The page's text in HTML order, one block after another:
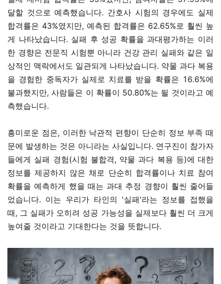
달할 것으로 예측했습니다. 간호사 시험의 경우에도 실제
합격률은 43%였지만, 예측된 합격률은 62.65%로 훨씬 높
게 나타났습니다. 실패 후 성공 확률을 과대평가하는 이러
한 경향은 전문직 시험뿐 아니라 건강 관리 실패와 같은 일
상적인 맥락에서도 일관되게 나타났습니다. 약물 과다 복용
을 경험한 중독자가 실제로 치료를 받을 확률은 16.6%에
불과했지만, 사람들은 이 확률이 50.80%는 될 것이라고 예
측했습니다.
흥미로운 점은, 이러한 낙관적 편향이 단순히 정보 부족 때
문에 발생하는 것은 아니라는 사실입니다. 연구진이 참가자
들에게 실패 경험(시험 불합격, 약물 과다 복용 등)에 대한
정보를 제공하지 않은 채로 단순히 합격률이나 치료 참여
확률을 예측하게 했을 때는 과대 추정 경향이 훨씬 줄어들
었습니다. 이는 우리가 타인의 '실패'라는 정보를 접했을
때, 그 실패가 오히려 성공 가능성을 실제보다 훨씬 더 크게
높여줄 것이라고 기대한다는 것을 뜻합니다.